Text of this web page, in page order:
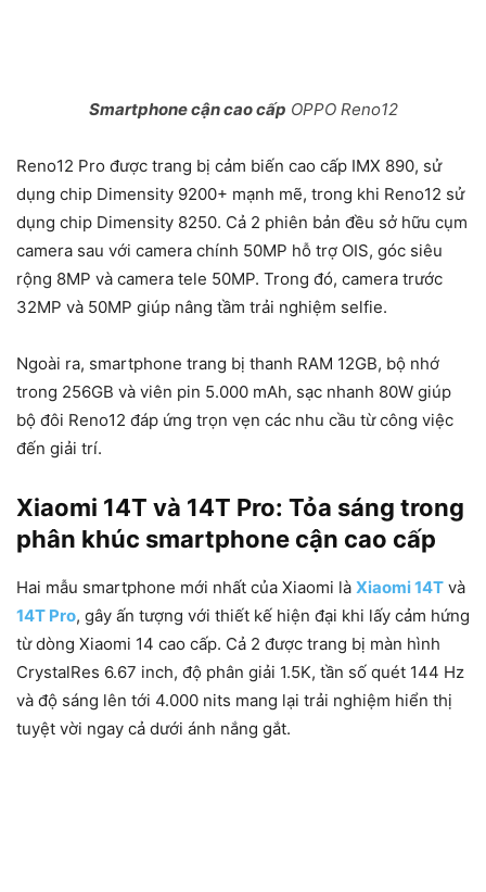
Smartphone cận cao cấp OPPO Reno12
Reno12 Pro được trang bị cảm biến cao cấp IMX 890, sử
dụng chip Dimensity 9200+ mạnh mẽ, trong khi Reno12 sử
dụng chip Dimensity 8250. Cả 2 phiên bản đều sở hữu cụm
camera sau với camera chính 50MP hỗ trợ OIS, góc siêu
rộng 8MP và camera tele 50MP. Trong đó, camera trước
32MP và 50MP giúp nâng tầm trải nghiệm selfie.
Ngoài ra, smartphone trang bị thanh RAM 12GB, bộ nhớ
trong 256GB và viên pin 5.000 mAh, sạc nhanh 80W giúp
bộ đôi Reno12 đáp ứng trọn vẹn các nhu cầu từ công việc
đến giải trí.
Xiaomi 14T và 14T Pro: Tỏa sáng trong
phân khúc smartphone cận cao cấp
Hai mẫu smartphone mới nhất của Xiaomi là Xiaomi 14T và
14T Pro, gây ấn tượng với thiết kế hiện đại khi lấy cảm hứng
từ dòng Xiaomi 14 cao cấp. Cả 2 được trang bị màn hình
CrystalRes 6.67 inch, độ phân giải 1.5K, tần số quét 144 Hz
và độ sáng lên tới 4.000 nits mang lại trải nghiệm hiển thị
tuyệt vời ngay cả dưới ánh nắng gắt.